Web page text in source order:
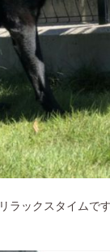
ラックスタイムで